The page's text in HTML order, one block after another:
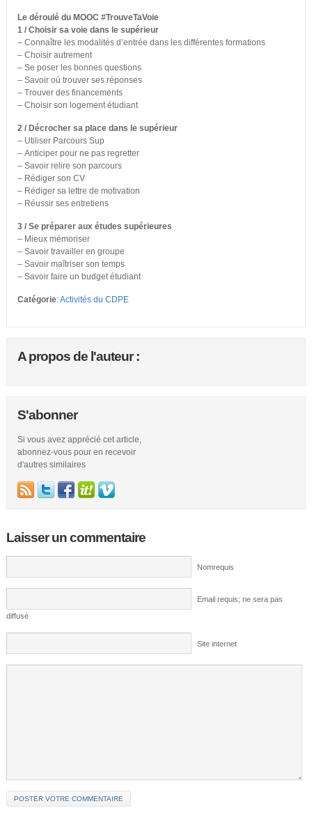
Le déroulé du MOOC #TrouveTaVoie
1 / Choisir sa voie dans le supérieur
– Connaître les modalités d’entrée dans les différentes formations
– Choisir autrement
– Se poser les bonnes questions
– Savoir où trouver ses réponses
– Trouver des financements
– Choisir son logement étudiant
2 / Décrocher sa place dans le supérieur
– Utiliser Parcours Sup
– Anticiper pour ne pas regretter
– Savoir relire son parcours
– Rédiger son CV
– Rédiger sa lettre de motivation
– Réussir ses entretiens
3 / Se préparer aux études supérieures
– Mieux mémoriser
– Savoir travailler en groupe
– Savoir maîtriser son temps
– Savoir faire un budget étudiant
Catégorie:Activités du CDPE
A propos de l'auteur :
S'abonner
Si vous avez apprécié cet article,
abonnez-vous pour en recevoir
d'autres similaires
Laisser un commentaire
Nomrequis
Email requis; ne sera pas
diffusé
Site internet